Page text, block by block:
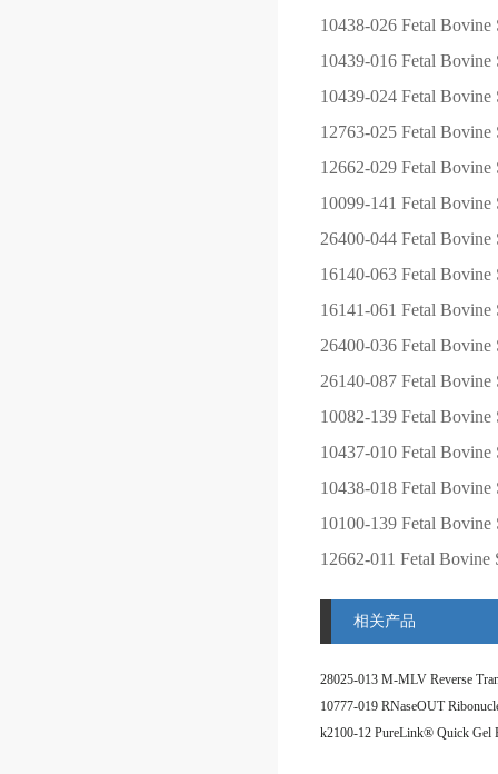
10438-026 Fetal Bovine
10439-016 Fetal Bovine
10439-024 Fetal Bovine
12763-025 Fetal Bovine
12662-029 Fetal Bovine
10099-141 Fetal Bovine
26400-044 Fetal Bovine
16140-063 Fetal Bovine
16141-061 Fetal Bovine
26400-036 Fetal Bovine
26140-087 Fetal Bovine
10082-139 Fetal Bovine
10437-010 Fetal Bovine
10438-018 Fetal Bovine
10100-139 Fetal Bovine
12662-011 Fetal Bovine
相关产品